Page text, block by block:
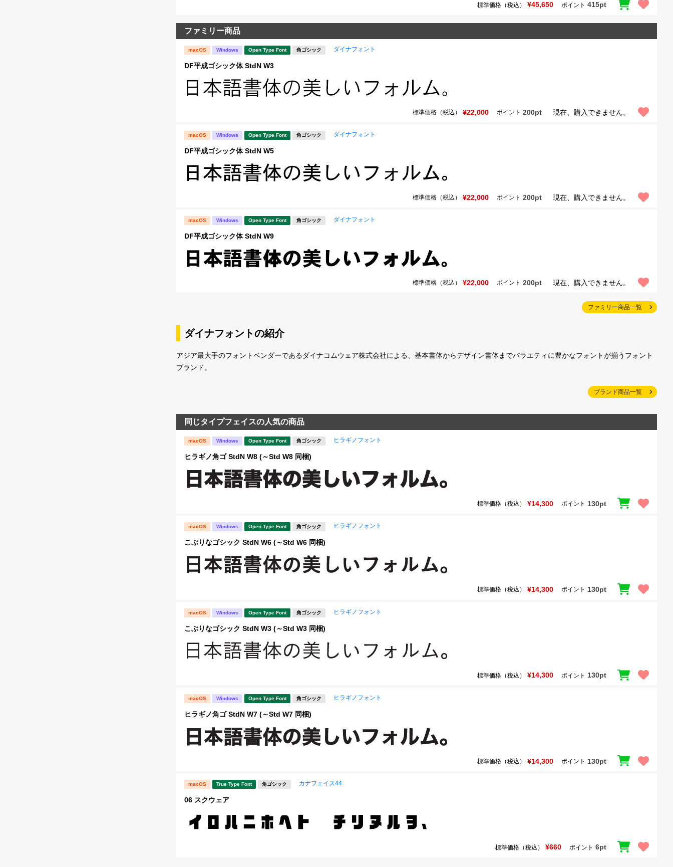
標準価格（税込） ¥45,650 ポイント 415pt
ファミリー商品
macOS Windows Open Type Font 角ゴシック ダイナフォント
DF平成ゴシック体 StdN W3
標準価格（税込） ¥22,000 ポイント 200pt 現在、購入できません。
macOS Windows Open Type Font 角ゴシック ダイナフォント
DF平成ゴシック体 StdN W5
標準価格（税込） ¥22,000 ポイント 200pt 現在、購入できません。
macOS Windows Open Type Font 角ゴシック ダイナフォント
DF平成ゴシック体 StdN W9
標準価格（税込） ¥22,000 ポイント 200pt 現在、購入できません。
ファミリー商品一覧
ダイナフォントの紹介
アジア最大手のフォントベンダーであるダイナコムウェア株式会社による、基本書体からデザイン書体までバラエティに豊かなフォントが揃うフォント
ブランド。
ブランド商品一覧
同じタイプフェイスの人気の商品
macOS Windows Open Type Font 角ゴシック ヒラギノフォント
ヒラギノ角ゴ StdN W8 (～Std W8 同梱)
標準価格（税込） ¥14,300 ポイント 130pt
macOS Windows Open Type Font 角ゴシック ヒラギノフォント
こぶりなゴシック StdN W6 (～Std W6 同梱)
標準価格（税込） ¥14,300 ポイント 130pt
macOS Windows Open Type Font 角ゴシック ヒラギノフォント
こぶりなゴシック StdN W3 (～Std W3 同梱)
標準価格（税込） ¥14,300 ポイント 130pt
macOS Windows Open Type Font 角ゴシック ヒラギノフォント
ヒラギノ角ゴ StdN W7 (～Std W7 同梱)
標準価格（税込） ¥14,300 ポイント 130pt
macOS True Type Font 角ゴシック カナフェイス44
06 スクウェア
標準価格（税込） ¥660 ポイント 6pt